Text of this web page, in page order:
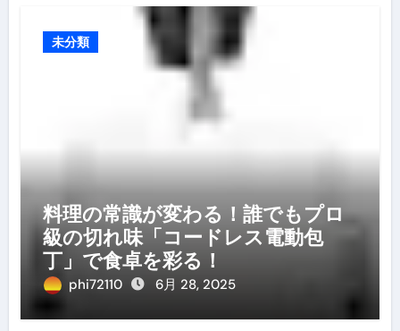
未分類
料理の常識が変わる！誰でもプロ
級の切れ味「コードレス電動包
丁」で食卓を彩る！
phi72110 6月 28, 2025